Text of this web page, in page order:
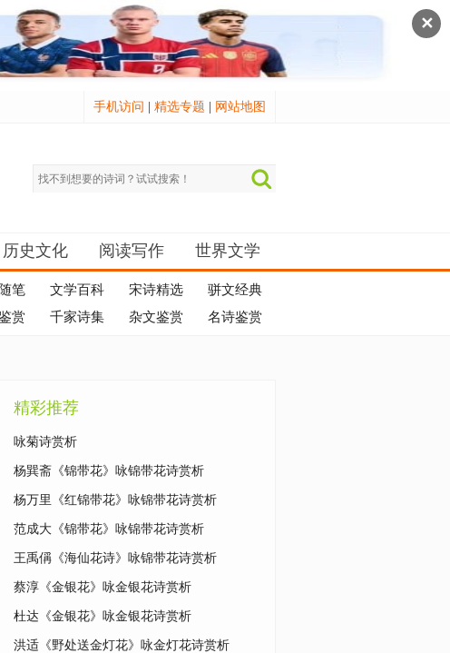
✕
手机访问 精选专题 网站地图
历史文化 阅读写作 世界文学
笔 文学百科 宋诗精选
骈文经典
赏 千家诗集 杂文鉴赏 名诗鉴赏
精彩推荐
咏菊诗赏析
杨巽斋《锦带花》咏锦带花诗赏析
杨万里《红锦带花》咏锦带花诗赏析
范成大《锦带花》咏锦带花诗赏析
王禹偁《海仙花诗》咏锦带花诗赏析
蔡淳《金银花》咏金银花诗赏析
杜达《金银花》咏金银花诗赏析
洪适《野处送金灯花》咏金灯花诗赏析